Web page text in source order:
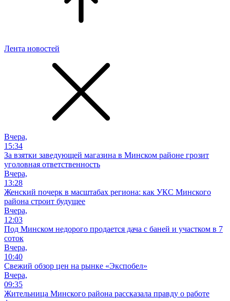
Лента новостей
Вчера,
15:34
За взятки заведующей магазина в Минском районе грозит
уголовная ответственность
Вчера,
13:28
Женский почерк в масштабах региона: как УКС Минского
района строит будущее
Вчера,
12:03
Под Минском недорого продается дача с баней и участком в 7
соток
Вчера,
10:40
Свежий обзор цен на рынке «Экспобел»
Вчера,
09:35
Жительница Минского района рассказала правду о работе